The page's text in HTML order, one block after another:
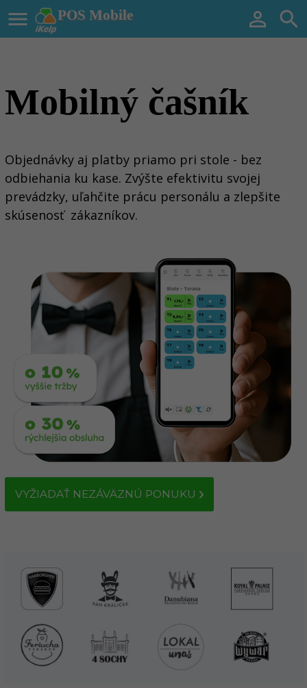
POS Mobile
  
Mobilný čašník
Objednávky aj platby priamo pri stole - bez
odbiehania ku kase. Zvýšte efektivitu svojej
prevádzky, uľahčite prácu personálu a zlepšite
skúsenosť zákazníkov.
VYŽIADAŤ NEZÁVÄZNÚ PONUKU